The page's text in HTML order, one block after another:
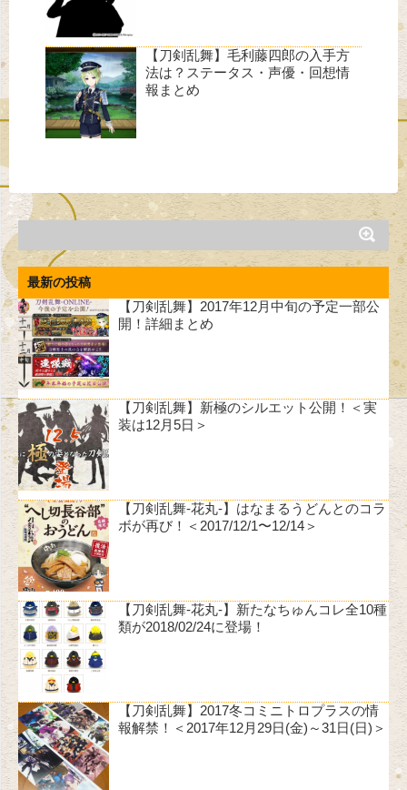
【刀剣乱舞】毛利藤四郎の入手方
法は？ステータス・声優・回想情
報まとめ
最新の投稿
【刀剣乱舞】2017年12月中旬の予定一部公
開！詳細まとめ
【刀剣乱舞】新極のシルエット公開！＜実
装は12月5日＞
【刀剣乱舞-花丸-】はなまるうどんとのコラ
ボが再び！＜2017/12/1〜12/14＞
【刀剣乱舞-花丸-】新たなちゅんコレ全10種
類が2018/02/24に登場！
【刀剣乱舞】2017冬コミニトロプラスの情
報解禁！＜2017年12月29日(金)～31日(日)＞